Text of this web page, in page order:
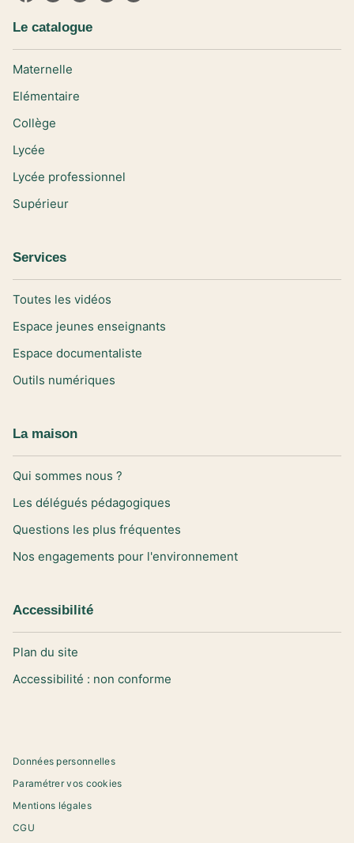
Le catalogue
Maternelle
Elémentaire
Collège
Lycée
Lycée professionnel
Supérieur
Services
Toutes les vidéos
Espace jeunes enseignants
Espace documentaliste
Outils numériques
La maison
Qui sommes nous ?
Les délégués pédagogiques
Questions les plus fréquentes
Nos engagements pour l'environnement
Accessibilité
Plan du site
Accessibilité : non conforme
Données personnelles
Paramétrer vos cookies
Mentions légales
CGU